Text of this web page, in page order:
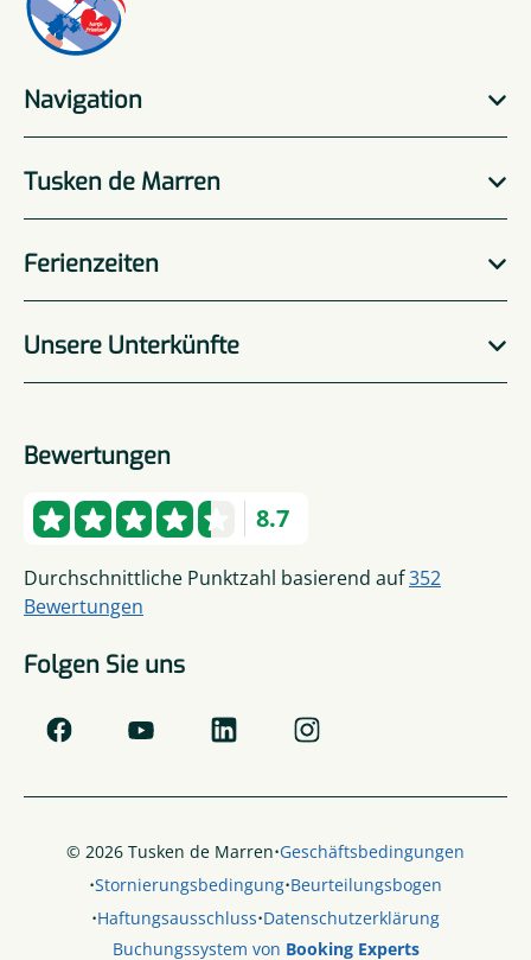
Navigation
Tusken de Marren
Ferienzeiten
Unsere Unterkünfte
Bewertungen
8.7
Durchschnittliche Punktzahl basierend auf352
Bewertungen
Folgen Sie uns
© 2026 Tusken de Marren·Geschäftsbedingungen
·Stornierungsbedingung·Beurteilungsbogen
·Haftungsausschluss·Datenschutzerklärung
Buchungssystem von Booking Experts